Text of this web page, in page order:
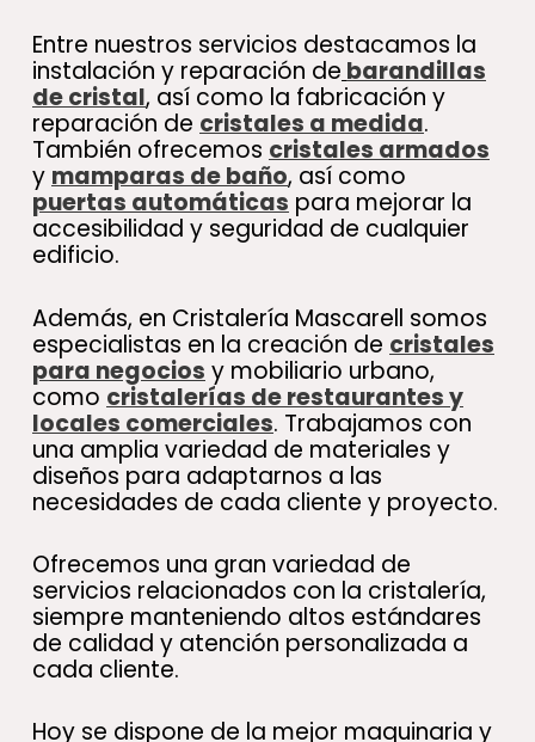
Entre nuestros servicios destacamos la
instalación y reparación de barandillas
de cristal, así como la fabricación y
reparación de cristales a medida.
También ofrecemos cristales armados
y mamparas de baño, así como
puertas automáticas para mejorar la
accesibilidad y seguridad de cualquier
edificio.
Además, en Cristalería Mascarell somos
especialistas en la creación de cristales
para negocios y mobiliario urbano,
como cristalerías de restaurantes y
locales comerciales. Trabajamos con
una amplia variedad de materiales y
diseños para adaptarnos a las
necesidades de cada cliente y proyecto.
Ofrecemos una gran variedad de
servicios relacionados con la cristalería,
siempre manteniendo altos estándares
de calidad y atención personalizada a
cada cliente.
Hoy se dispone de la mejor maquinaria y